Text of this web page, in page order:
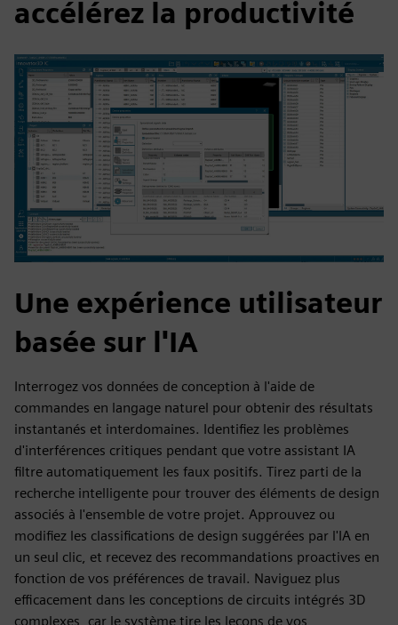
accélérez la productivité
Une expérience utilisateur
basée sur l'IA
Interrogez vos données de conception à l'aide de
commandes en langage naturel pour obtenir des résultats
instantanés et interdomaines. Identifiez les problèmes
d'interférences critiques pendant que votre assistant IA
filtre automatiquement les faux positifs. Tirez parti de la
recherche intelligente pour trouver des éléments de design
associés à l'ensemble de votre projet. Approuvez ou
modifiez les classifications de design suggérées par l'IA en
un seul clic, et recevez des recommandations proactives en
fonction de vos préférences de travail. Naviguez plus
efficacement dans les conceptions de circuits intégrés 3D
complexes, car le système tire les leçons de vos